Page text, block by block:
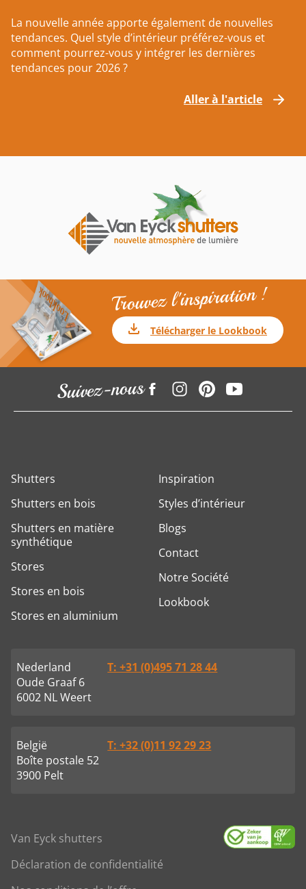
La nouvelle année apporte également de nouvelles
tendances. Quel style d’intérieur préférez-vous et
comment pourrez-vous y intégrer les dernières
tendances pour 2026 ?
Aller à l'article
Trouvez l'inspiration !
Télécharger le Lookbook
Suivez-nous
Shutters
Shutters en bois
Shutters en matière
synthétique
Stores
Stores en bois
Stores en aluminium
Inspiration
Styles d’intérieur
Blogs
Contact
Notre Société
Lookbook
Nederland
Oude Graaf 6
6002 NL Weert
T: +31 (0)495 71 28 44
België
Boîte postale 52
3900 Pelt
T: +32 (0)11 92 29 23
Van Eyck shutters
Déclaration de confidentialité